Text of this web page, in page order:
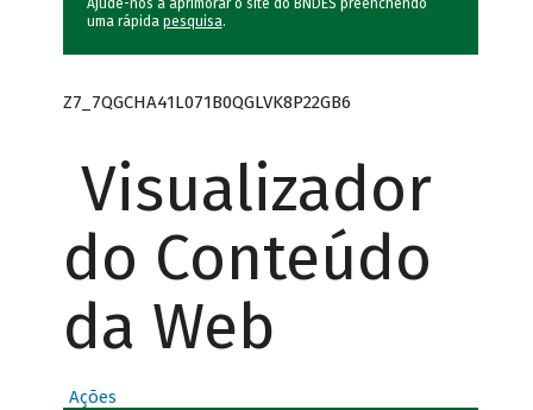
Ajude-nos a aprimorar o site do BNDES preenchendo
uma rápida pesquisa.
Z7_7QGCHA41L071B0QGLVK8P22GB6
Visualizador
do Conteúdo
da Web
Ações